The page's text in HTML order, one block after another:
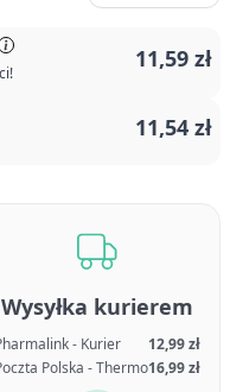
11,59 zł
11,54 zł
Wysyłka kurierem
- Kurier
12,99 zł
Polska - Thermo16,99 zł